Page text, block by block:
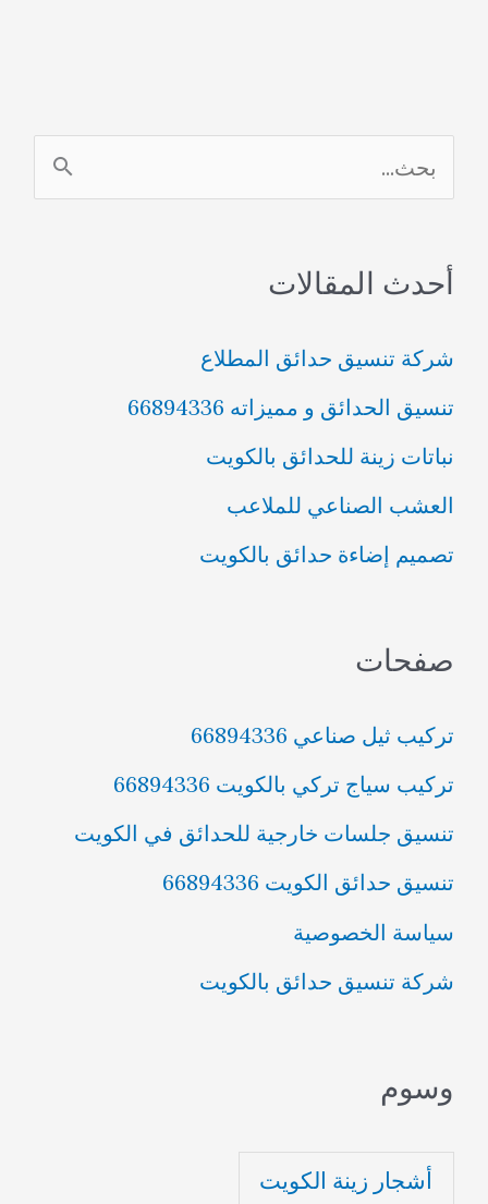
ل
ح
ع
ن
:
أحدث المقالات
شركة تنسيق حدائق المطلاع
تنسيق الحدائق و مميزاته 66894336
نباتات زينة للحدائق بالكويت
العشب الصناعي للملاعب
تصميم إضاءة حدائق بالكويت
صفحات
تركيب ثيل صناعي 66894336
تركيب سياج تركي بالكويت 66894336
تنسيق جلسات خارجية للحدائق في الكويت
تنسيق حدائق الكويت 66894336
سياسة الخصوصية
شركة تنسيق حدائق بالكويت
وسوم
أشجار زينة الكويت